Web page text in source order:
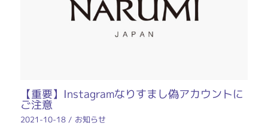
【重要】Instagramなりすまし偽アカウントに
ご注意
2021-10-18 / お知らせ